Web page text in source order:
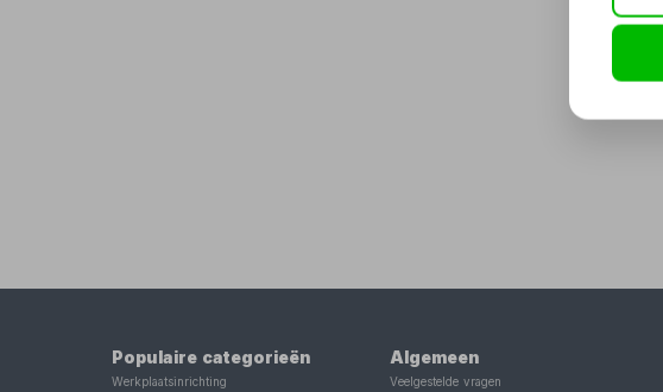
Populaire categorieën
Werkplaatsinrichting
Algemeen
Veelgestelde vragen